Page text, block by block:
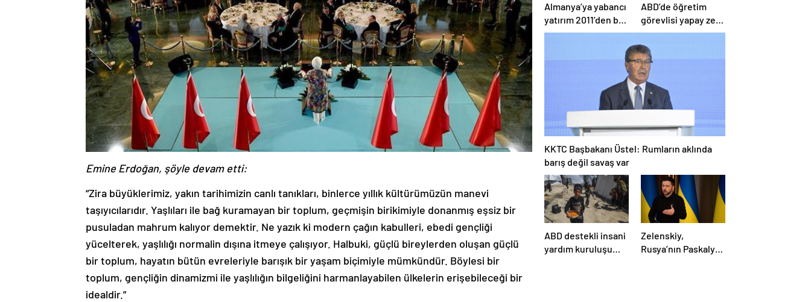
Emine Erdoğan, şöyle devam etti:
“Zira büyüklerimiz, yakın tarihimizin canlı tanıkları, binlerce yıllık kültürümüzün manevi
taşıyıcılarıdır. Yaşlıları ile bağ kuramayan bir toplum, geçmişin birikimiyle donanmış eşsiz bir
pusuladan mahrum kalıyor demektir. Ne yazık ki modern çağın kabulleri, ebedi gençliği
yücelterek, yaşlılığı normalin dışına itmeye çalışıyor. Halbuki, güçlü bireylerden oluşan güçlü
bir toplum, hayatın bütün evreleriyle barışık bir yaşam biçimiyle mümkündür. Böylesi bir
toplum, gençliğin dinamizmi ile yaşlılığın bilgeliğini harmanlayabilen ülkelerin erişebileceği bir
idealdir.”
Almanya’ya yabancı
yatırım 2011’den bu
yana en düşük
ABD’de öğretim
görevlisi yapay zeka
kullandı: Öğrenci
ders ücretini geri
istedi
KKTC Başbakanı Üstel: Rumların aklında
barış değil savaş var
ABD destekli insani
yardım kuruluşu
Zelenskiy,
Rusya’nın Paskalya